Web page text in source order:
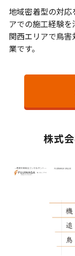
地域密着型の対応
アでの施工経験を
関西エリアで鳥
業です。
株式